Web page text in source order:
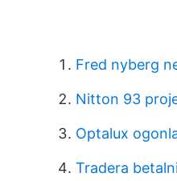
Fred nyberg
Nitton 93
Optalux
Tradera